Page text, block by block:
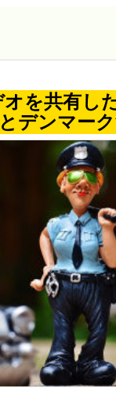
を共有し
デンマー